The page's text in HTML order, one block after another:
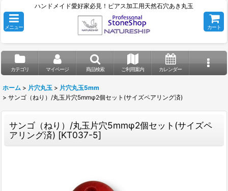
ハンドメイド愛好家必見！ピアス加工用天然石穴あき丸玉
メニュー カート
カテゴリ マイページ 商品検索 ご利用案内 カレンダー
ホーム > 片穴丸玉 > 片穴丸玉5mm
> サンゴ（ねり）/丸玉片穴5mmφ2個セット(サイズペアリング済)
サンゴ（ねり）/丸玉片穴5mmφ2個セット(サイズペ
アリング済) [KT037-5]